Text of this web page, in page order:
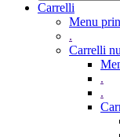
Carrelli
Menu
.
Carrelli
.
.